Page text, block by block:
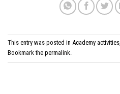
This entry was posted in Academy activities
Bookmark the permalink